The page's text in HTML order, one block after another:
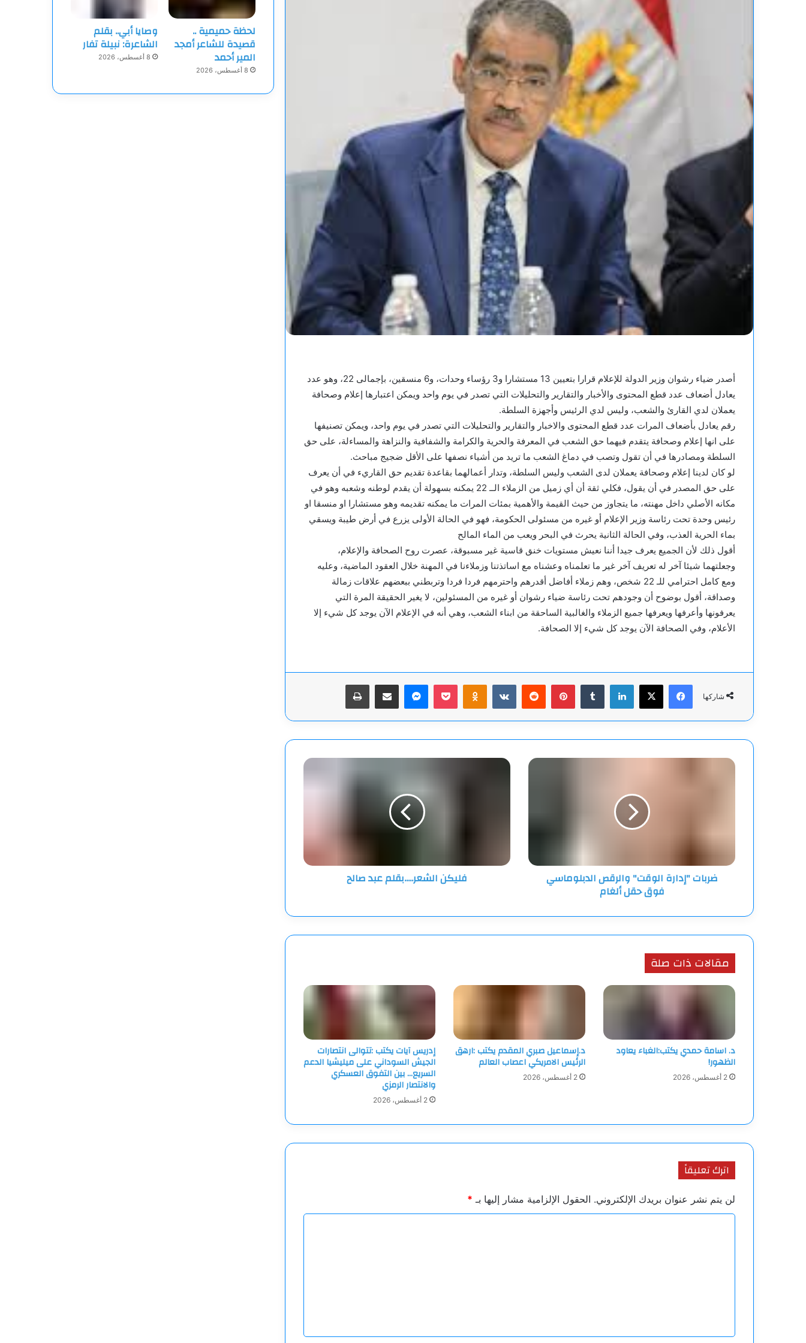
أصدر ضياء رشوان وزير الدولة للإعلام قرارا بتعيين 13 مستشارا و3 رؤساء وحدات، و6 منسقين، بإجمالى 22، وهو عدد
يعادل أضعاف عدد قطع المحتوى والأخبار والتقارير والتحليلات التي تصدر في يوم واحد ويمكن اعتبارها إعلام وصحافة
يعملان لدي القارئ والشعب، وليس لدي الرئيس وأجهزة السلطة.
رقم يعادل بأضعاف المرات عدد قطع المحتوى والاخبار والتقارير والتحليلات التي تصدر في يوم واحد، ويمكن تصنيفها
على انها إعلام وصحافة يتقدم فيهما حق الشعب في المعرفة والحرية والكرامة والشفافية والنزاهة والمساءلة، على حق
السلطة ومصادرها في أن تقول وتصب في دماغ الشعب ما تريد من أشياء نصفها على الأقل ضجيج مباحث.
لو كان لدينا إعلام وصحافة يعملان لدى الشعب وليس السلطة، وتدار أعمالهما بقاعدة تقديم حق القاريء في أن يعرف
على حق المصدر في أن يقول، فكلي ثقة أن أي زميل من الزملاء الــ 22 يمكنه بسهولة أن يقدم لوطنه وشعبه وهو في
مكانه الأصلي داخل مهنته، ما يتجاوز من حيث القيمة والأهمية بمئات المرات ما يمكنه تقديمه وهو مستشارا او منسقا او
رئيس وحدة تحت رئاسة وزير الإعلام أو غيره من مسئولى الحكومة، فهو في الحالة الأولى يزرع في أرض طيبة ويسقي
بماء الحرية العذب، وفي الحالة الثانية يحرث في البحر ويعب من الماء المالح
أقول ذلك لأن الجميع يعرف جيدا أننا نعيش مستويات خنق قاسية غير مسبوقة، عصرت روح الصحافة والإعلام،
وجعلتهما شيئا آخر له تعريف آخر غير ما تعلمناه وعشناه مع اساتذتنا وزملاءنا في المهنة خلال العقود الماضية، وعليه
ومع كامل احترامي للـ 22 شخص، وهم زملاء أفاضل أقدرهم واحترمهم فردا فردا وتربطني ببعضهم علاقات زمالة
وصداقة، أقول بوضوح أن وجودهم تحت رئاسة ضياء رشوان أو غيره من المسئولين، لا يغير الحقيقة المرة التي
يعرفونها وأعرفها ويعرفها جميع الزملاء والغالبية الساحقة من ابناء الشعب، وهي أنه في الإعلام الآن يوجد كل شيء إلا
الأعلام، وفي الصحافة الآن يوجد كل شيء إلا الصحافة.
شاركها
فيسبوك
‫X لينكدإن بينتيريست Odnoklassniki
‫Pocketماسنجرمشاركة عبر البريد طباعة
ضربات
ضربات "إدارة الوقت" والرقص الدبلوماسي
فوق حقل ألغام
فليكن
فليكن الشعر.....بقلم عبد صالح
مقالات ذات صلة
د. اسامة حمدي يكتب:الغباء يعاود
الظهور!
2 أغسطس، 2026
د.إسماعيل صبري المقدم يكتب :ارهق
الرئيس الامريكي اعصاب العالم
2 أغسطس، 2026
إدريس آيات يكتب :تتوالى انتصارات
الجيش السوداني على ميليشيا الدعم
السريع… بين التفوق العسكري
والانتصار الرمزي
2 أغسطس، 2026
اترك تعليقاً
لن يتم نشر عنوان بريدك الإلكتروني. الحقول الإلزامية مشار إليها بـ *
لحظة حميمية ..
قصيدة للشاعر أمجد
المير أحمد
8 أغسطس، 2026
وصايا أبي.. بقلم
الشاعرة: نبيلة تفار
8 أغسطس، 2026